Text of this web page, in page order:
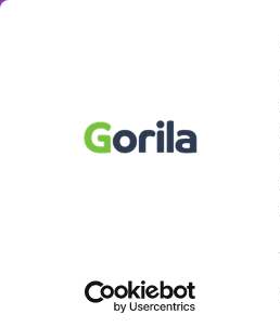
Vittorio
Knihy
Zobraziť iba